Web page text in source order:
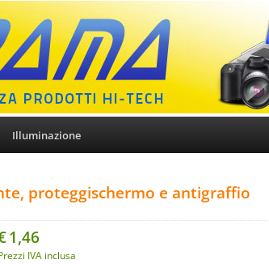
Illuminazione
proteggischermo e antigraffio
1,46
IVA inclusa